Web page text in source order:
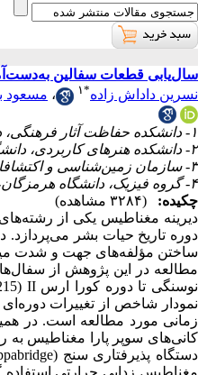
سال‌یابی قطعات سفالین
نسرین داداش زاده*۱ ، مسعود
۱- دانشکده حفاظت آثار فرهنگی، دانشگاه هنراسلامی تبریز، تبریز، ایران ،
۲- دانشکده هنرهای کاربردی، دانشگاه هنر اسلامی تبریز، تبریز، ایران
۳- سازمان زمین‌شناسی و اکتشافات معدنی کشور، تهران، ایران
۴- گروه فیزیک، دانشگاه هرمزگان، هرمزگان، ایران
چکیده:
(۳۲۸۴ مشاهده)
دیرینه مغناطیس یکی از
دوره تاریخ حیات بشر می‌پردازد.
ساختن مؤلفه‌های جهت و شدت
مطالعه در این پژوهش از
نمودار شاخص از تغییرات
زمانی مورد مطالعه است. در
کانی‌های سوپر پارا مغناطیس به
مغناطیس زدایی حرارتی